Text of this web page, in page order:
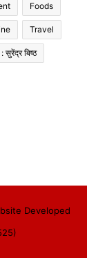
Foods
Travel
सुरेंद्र बिष्ठ
Developed